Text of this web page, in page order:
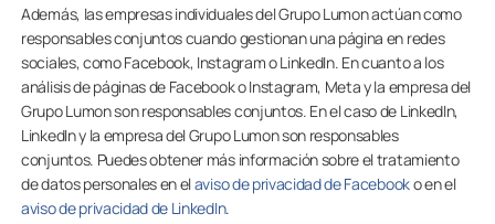
Además, las empresas individuales del Grupo Lumon actúan como
responsables conjuntos cuando gestionan una página en redes
sociales, como Facebook, Instagram o LinkedIn. En cuanto a los
análisis de páginas de Facebook o Instagram, Meta y la empresa del
Grupo Lumon son responsables conjuntos. En el caso de LinkedIn,
LinkedIn y la empresa del Grupo Lumon son responsables
conjuntos. Puedes obtener más información sobre el tratamiento
de datos personales en elaviso de privacidad de Facebooko en el
aviso de privacidad de LinkedIn.